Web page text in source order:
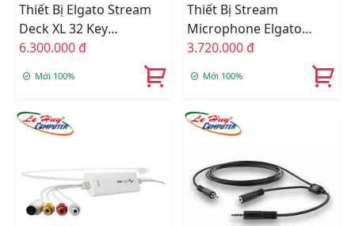
Thiết Bị Elgato Stream
Deck XL 32 Key
10GAT9901
6.300.000 đ
Mới 100%
Thiết Bị Stream
Microphone Elgato
Wave 1 10MAA9901
3.720.000 đ
Mới 100%